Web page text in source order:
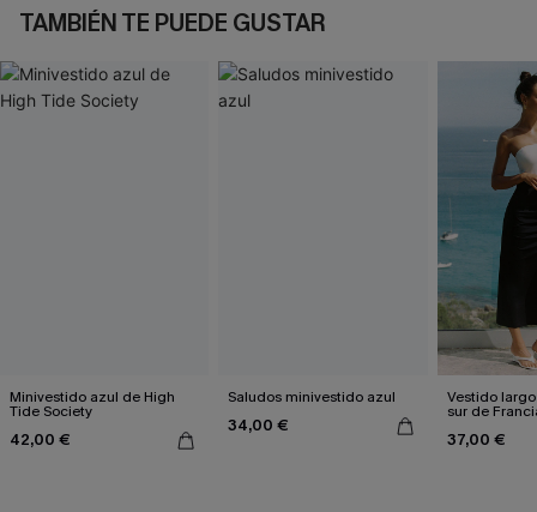
TAMBIÉN TE PUEDE GUSTAR
Minivestido azul de High
Tide Society
42,00 €
Saludos minivestido azul
34,00 €
Vestido
sur de
37,00 €